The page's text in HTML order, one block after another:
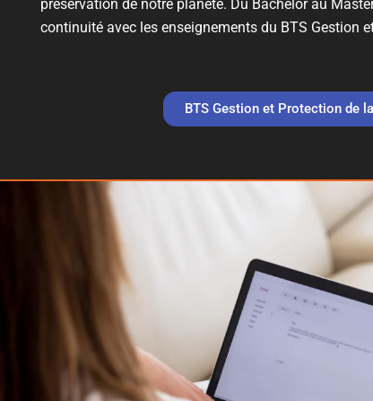
préservation de notre planète. Du Bachelor au
continuité avec les enseignements du BTS Gestion
BTS Gestion et Protection de